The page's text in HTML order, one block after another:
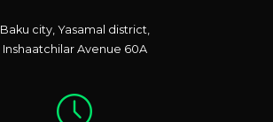
Baku city, Yasamal district,
Inshaatchilar Avenue 60A